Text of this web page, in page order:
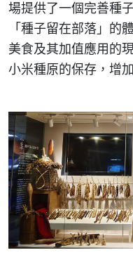
場提供了一個完善種
「種子留在部落」的
美食及其加值應用的
小米種原的保存，增